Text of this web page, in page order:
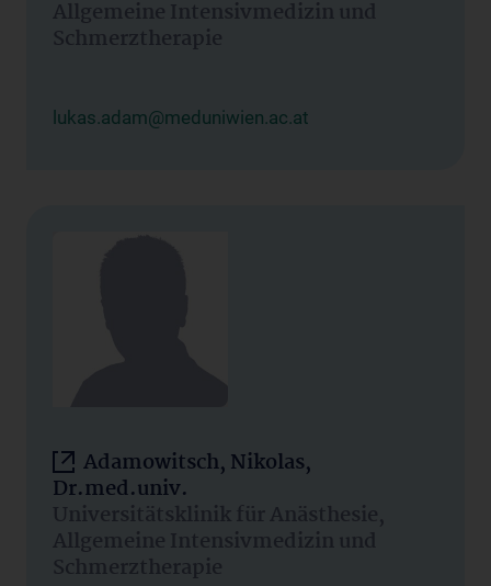
Allgemeine Intensivmedizin und
Schmerztherapie
lukas.adam@meduniwien.ac.at
Adamowitsch, Nikolas,
Dr.med.univ.
Universitätsklinik für Anästhesie,
Allgemeine Intensivmedizin und
Schmerztherapie